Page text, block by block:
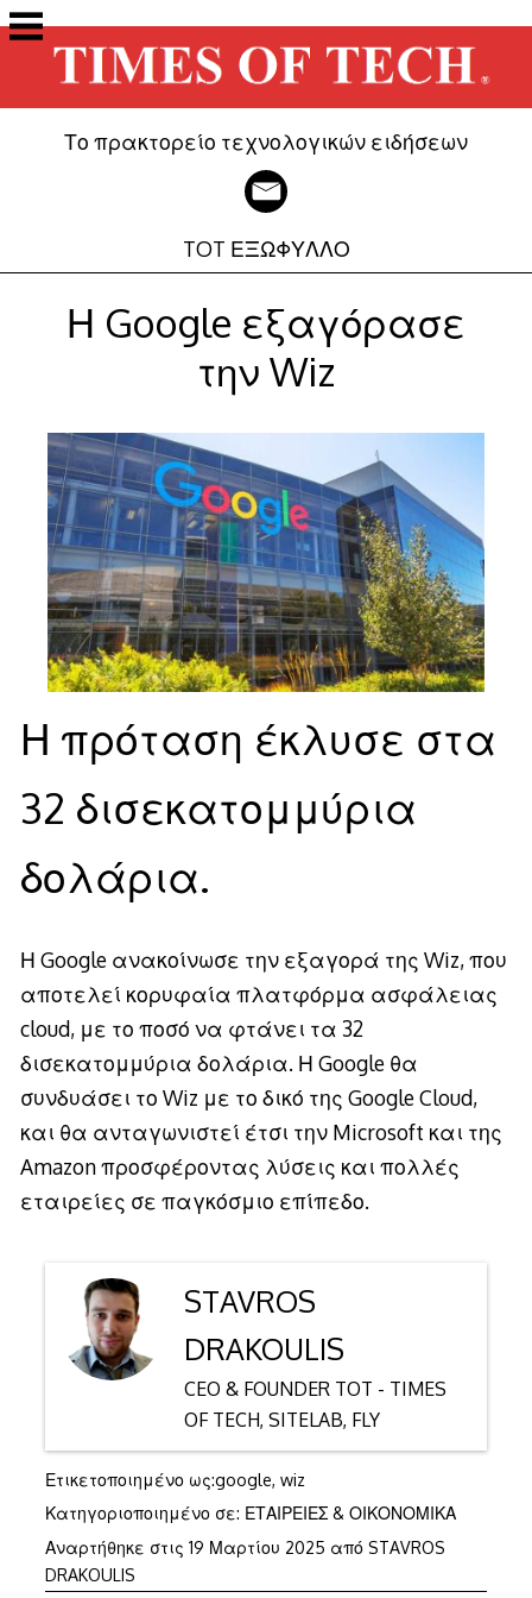
Μετάβαση
στο
περιεχόμενο
Το πρακτορείο τεχνολογικών ειδήσεων
TOT ΕΞΩΦΥΛΛΟ
Η Google εξαγόρασε
την Wiz
Η πρόταση έκλυσε στα
32 δισεκατομμύρια
δολάρια.
Η Google ανακοίνωσε την εξαγορά της Wiz, που
αποτελεί κορυφαία πλατφόρμα ασφάλειας
cloud, με το ποσό να φτάνει τα 32
δισεκατομμύρια δολάρια. Η Google θα
συνδυάσει το Wiz με το δικό της Google Cloud,
και θα ανταγωνιστεί έτσι την Microsoft και της
Amazon προσφέροντας λύσεις και πολλές
εταιρείες σε παγκόσμιο επίπεδο.
STAVROS
DRAKOULIS
CEO & FOUNDER TOT - TIMES
OF TECH, SITELAB, FLY
Ετικετοποιημένο ως:google, wiz
Κατηγοριοποιημένο σε: ΕΤΑΙΡΕΙΕΣ & ΟΙΚΟΝΟΜΙΚΑ
Αναρτήθηκε στις 19 Μαρτίου 2025 από STAVROS
DRAKOULIS